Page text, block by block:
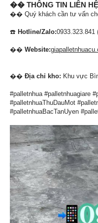
�� THÔNG TIN LIÊN
�� Quý khách cần tư vấn
☎️ Hotline/Zalo:0933.323.841
�� Website:
�� Địa chỉ kho: Khu vực
#palletnhua #palletnhuagiare
#palletnhuaThuDauMot
#palletnhuaBacTanUyen